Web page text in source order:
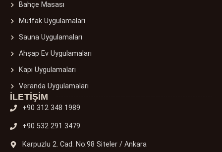
Bahçe Masası
Mutfak Uygulamaları
Sauna Uygulamaları
Ahşap Ev Uygulamaları
Kapı Uygulamaları
Veranda Uygulamaları
İLETIŞIM
+90 312 348 1989
+90 532 291 3479
Karpuzlu 2. Cad. No:98 Siteler / Ankara